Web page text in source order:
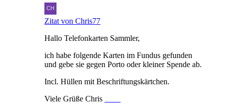
Zitat von Chris77
Hallo Telefonkarten Sammler,
ich habe folgende Karten im Fundus gefunden
und gebe sie gegen Porto oder kleiner Spende ab.
Incl. Hüllen mit Beschriftungskärtchen.
Viele Grüße Chris